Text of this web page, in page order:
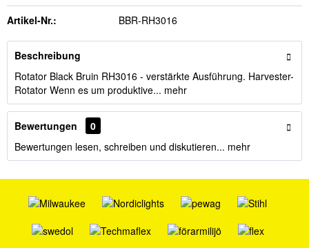
Artikel-Nr.: BBR-RH3016
Beschreibung
Rotator Black Bruin RH3016 - verstärkte Ausführung. Harvester-
Rotator Wenn es um produktive... mehr
Bewertungen
0
Bewertungen lesen, schreiben und diskutieren... mehr